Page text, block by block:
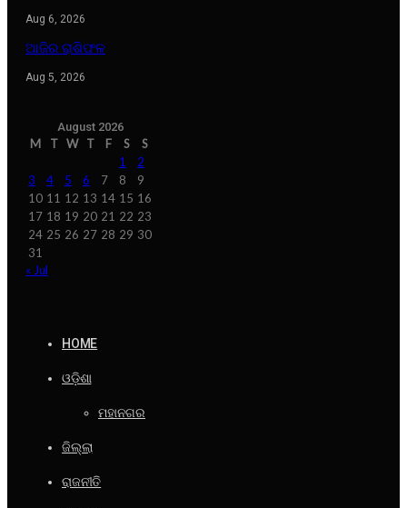
Aug 6, 2026
ଆଜିର ରାଶିଫଳ
Aug 5, 2026
August 2026
M T W T F S
S
1
2
3
4 5 6 7 8
9
10 11 12 13 14 15 16
17 18 19 20 21 22 23
24 25 26 27 28 29 30
31
« Jul
HOME
ଓଡ଼ିଶା
ମହାନଗର
ଜିଲ୍ଲା
ରାଜନୀତି